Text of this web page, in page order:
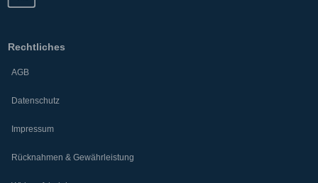
Rechtliches
AGB
Datenschutz
Impressum
Rücknahmen & Gewährleistung